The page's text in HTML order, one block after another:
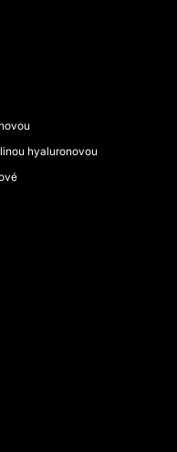
hyaluronovou